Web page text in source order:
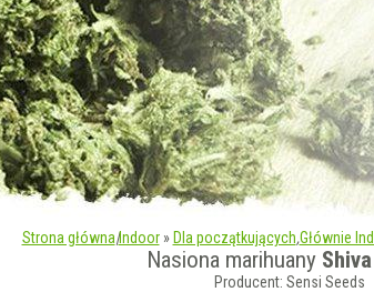
Strona główna|Indoor» Dla początkujących,Głównie
Nasiona marihuany
Producent: Sensi Seeds